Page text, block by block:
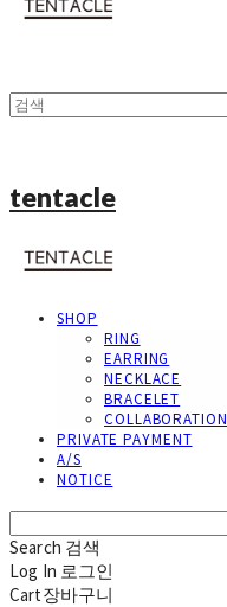
tentacle
SHOP
RING
EARRING
NECKLACE
BRACELET
COLLABORATION
PRIVATE PAYMENT
A/S
NOTICE
Search 검색
Log In 로그인
Cart장바구니